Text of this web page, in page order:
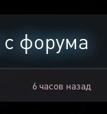
форума
6 часов назад